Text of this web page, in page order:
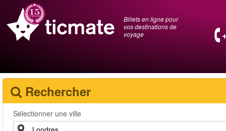
Billets en ligne pour
vos destinations de
voyage
Rechercher
Sélectionner une ville